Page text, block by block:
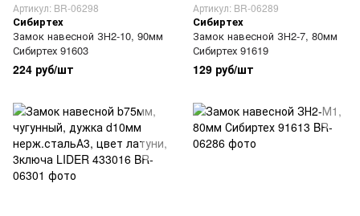
Артикул: BR-06298
Сибиртех
Замок навесной ЗН2-10, 90мм
Сибиртех 91603
224 руб/шт
Артикул: BR-06289
Сибиртех
Замок навесной ЗН2-7, 80мм
Сибиртех 91619
129 руб/шт